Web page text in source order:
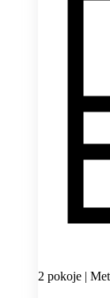
2 pokoje |